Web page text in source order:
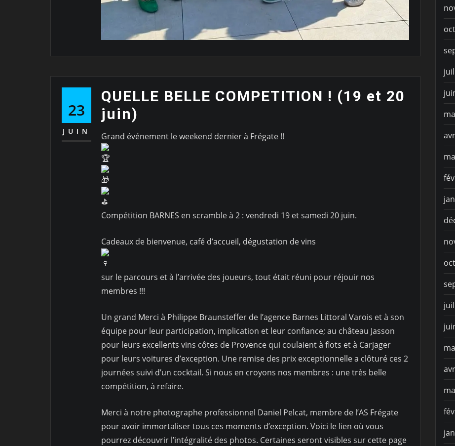
23
JUIN
QUELLE BELLE COMPETITION ! (19 et 20
juin)
Grand événement le weekend dernier à Frégate !!
Compétition BARNES en scramble à 2 : vendredi 19 et samedi 20 juin.
Cadeaux de bienvenue, café d’accueil, dégustation de vins
sur le parcours et à l’arrivée des joueurs, tout était réuni pour réjouir nos
membres !!!
Un grand Merci à Philippe Braunsteffer de l’agence Barnes Littoral Varois et à son
équipe pour leur participation, implication et leur confiance; au château Jasson
pour leurs excellents vins côtes de Provence qui coulaient à flots et à Carjager
pour leurs voitures d’exception. Une remise des prix exceptionnelle a clôturé ces 2
journées suivi d’un cocktail. Si nous en croyons nos membres : une très belle
compétition, à refaire.
Merci à notre photographe professionnel Daniel Pelcat, membre de l’AS Frégate
pour avoir immortaliser tous ces moments d’exception. Voici le lien où vous
pourrez découvrir l’intégralité des photos. Certaines seront visibles sur cette page